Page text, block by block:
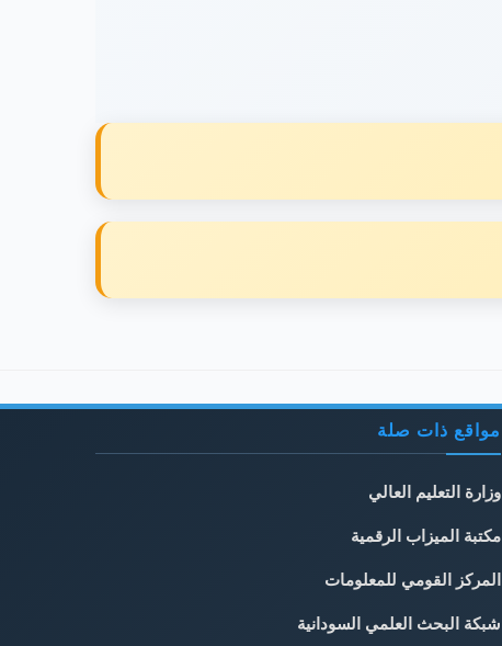
مواقع ذات صلة
وزارة التعليم العالي
مكتبة الميزاب الرقمية
المركز القومي للمعلومات
شبكة البحث العلمي السودانية